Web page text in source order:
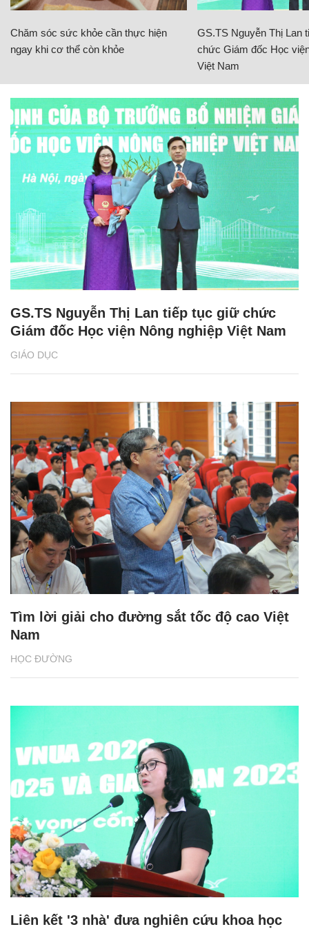
Chăm sóc sức khỏe cần thực hiện
ngay khi cơ thể còn khỏe
GS.TS Nguyễn Thị Lan
chức Giám đốc Học
Việt Nam
GIÁO DỤC
GS.TS Nguyễn Thị Lan tiếp tục giữ chức
Giám đốc Học viện Nông nghiệp Việt Nam
HỌC ĐƯỜNG
Tìm lời giải cho đường sắt tốc độ cao Việt
Nam
Liên kết '3 nhà' đưa nghiên cứu khoa học